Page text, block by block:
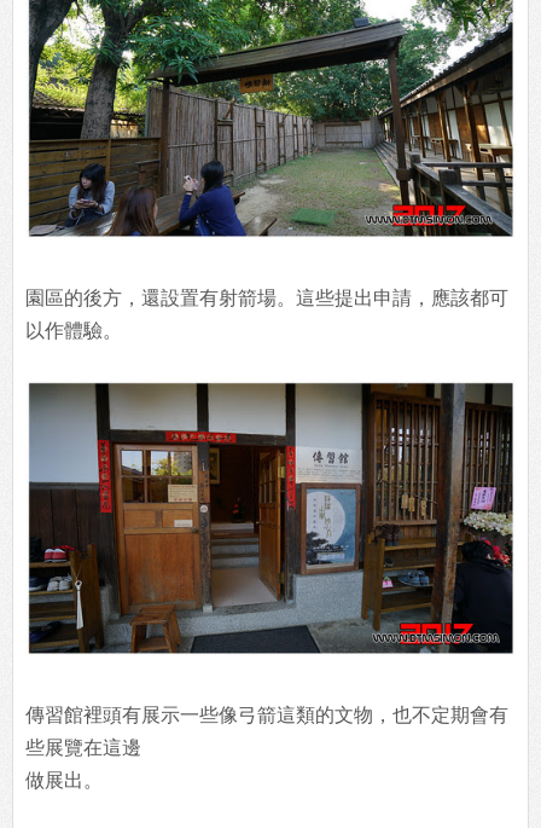
園區的後方，還設置有射箭場。這些提出申請，應該都可
以作體驗。
傳習館裡頭有展示一些像弓箭這類的文物，也不定期會有
些展覽在這邊
做展出。